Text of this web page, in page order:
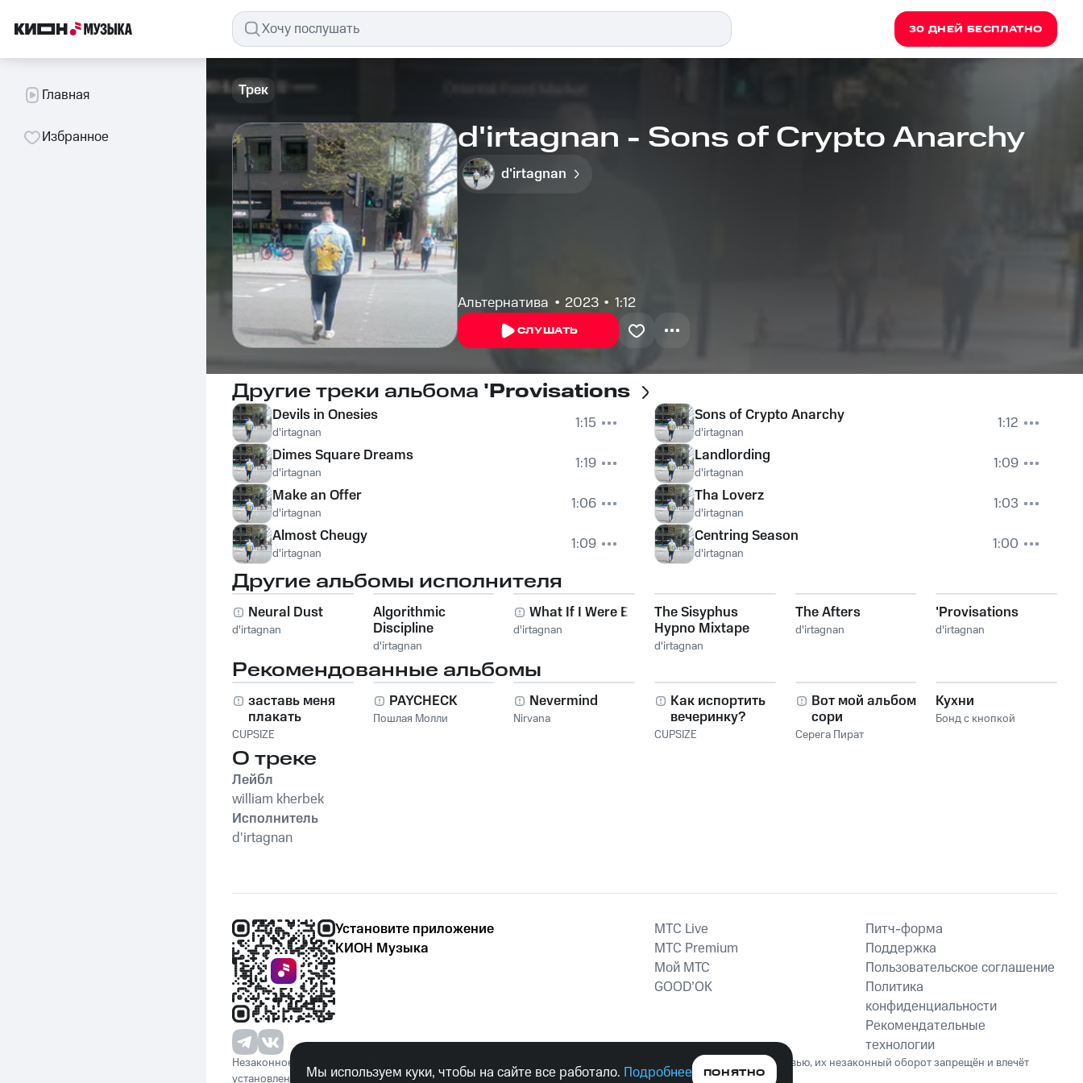
30 ДНЕЙ БЕСПЛАТНО
Главная
Избранное
Трек
d'irtagnan - Sons of Crypto Anarchy
d'irtagnan
Альтернатива 2023 1:12
СЛУШАТЬ
Другие треки альбома 'Provisations
Devils in Onesies
d'irtagnan
1:15
Dimes Square Dreams
d'irtagnan
1:19
Make an Offer
d'irtagnan
1:06
Almost Cheugy
d'irtagnan 1:09
Sons of Crypto Anarchy
d'irtagnan
1:12
Landlording
d'irtagnan
1:09
Tha Loverz
d'irtagnan
1:03
Centring Season
d'irtagnan 1:00
Другие альбомы исполнителя
Neural Dust
d'irtagnan
Algorithmic
Discipline
d'irtagnan
What If I Were Emo
d'irtagnan
The Sisyphus
Hypno Mixtape
d'irtagnan
The Afters
d'irtagnan
'Provisations
d'irtagnan
Рекомендованные альбомы
заставь меня
плакать
CUPSIZE
PAYCHECK
Пошлая Молли
Nevermind
Nirvana
Как испортить
вечеринку?
CUPSIZE
Вот мой альбом,
сори
Серега Пират
Кухни
Бонд с кнопкой
О треке
Лейбл
william kherbek
Исполнитель
d'irtagnan
Установите приложение
КИОН Музыка
MTС Live
MTС Premium
Мой МТС
GOOD’OK
Питч-форма
Поддержка
Пользовательское соглашение
Политика
конфиденциальности
Рекомендательные
технологии
Незаконное потребление наркотических средств, психотропных веществ, их аналогов причиняет вред здоровью, их незаконный оборот запрещён и влечёт
установленную законодательством ответственность.
Мы используем куки, чтобы на сайте все работало. Подробнее ПОНЯТНО